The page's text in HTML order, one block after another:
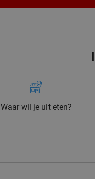
Waar wil je uit eten?